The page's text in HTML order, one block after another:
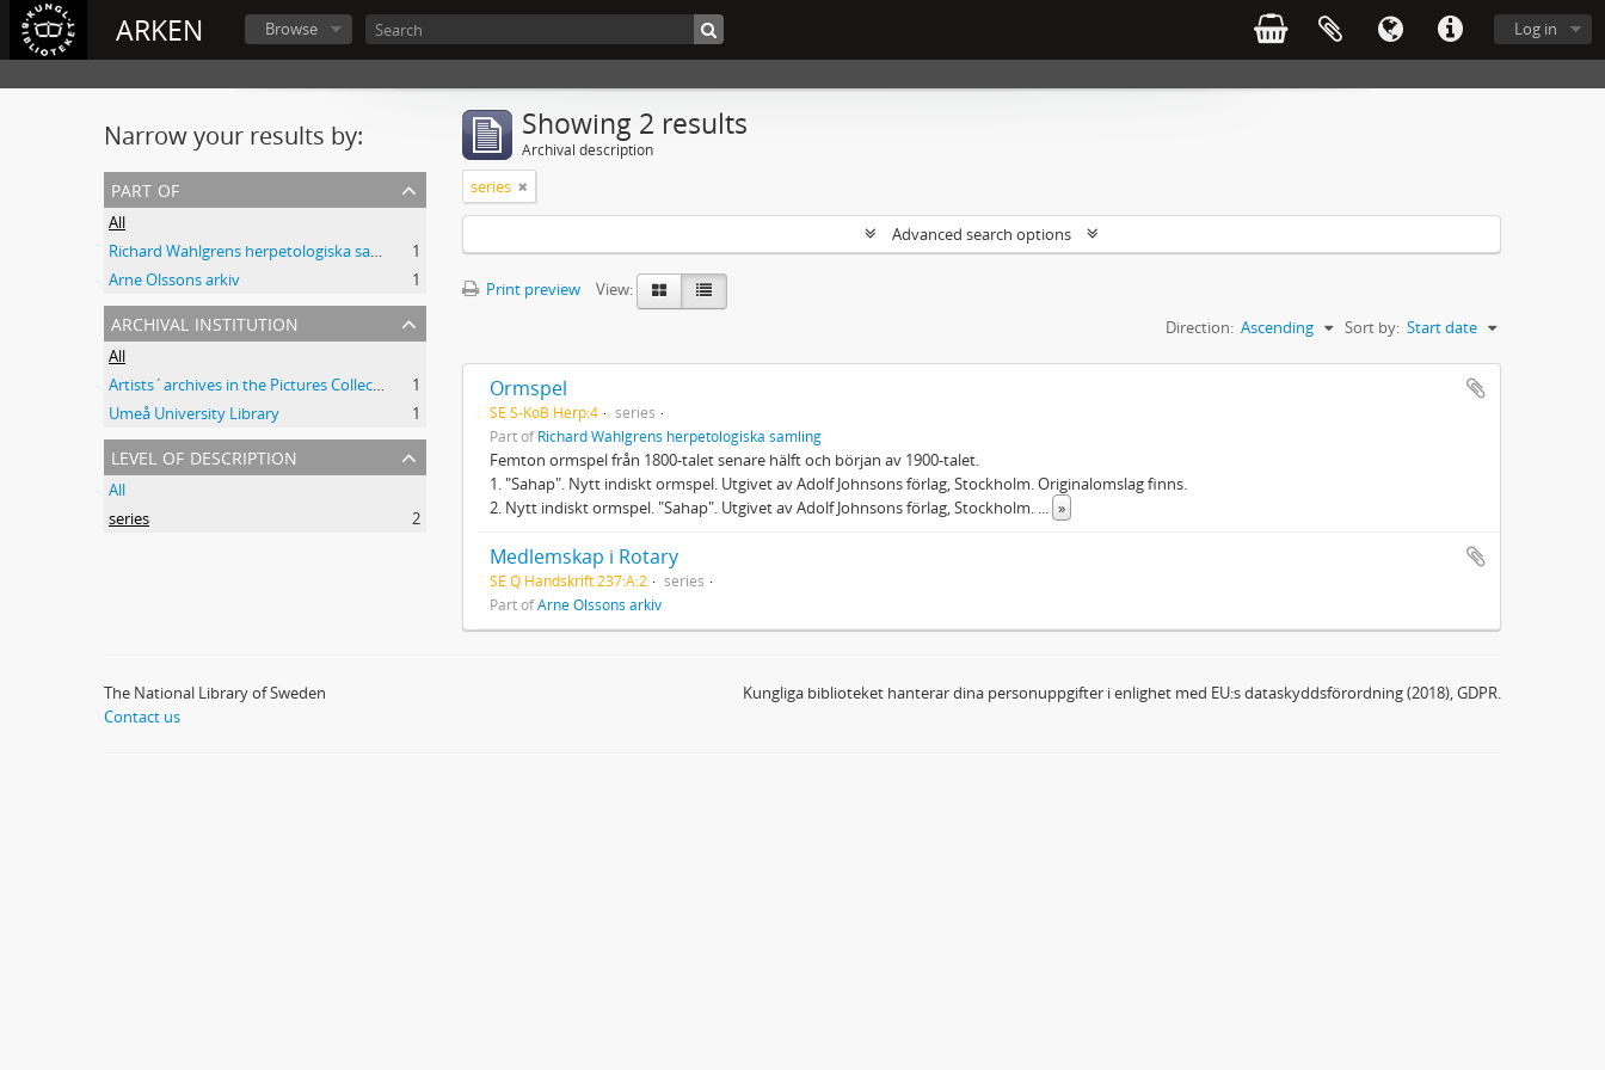
ARKEN Log in
Browse
Narrow your results by:
part of
All
Richard Wahlgrens herpetologiska samling
1
Arne Olssons arkiv
1
archival institution
All
Artists´archives in the Pictures Collection - National Library of Sweden
1
Umeå University Library
1
level of description
All
series
2
Showing 2 results
Archival description
series
Advanced search options
Print preview
View:
Sort by: Start date
Direction: Ascending
Ormspel
SE S-KoB Herp:4
series
Part ofRichard Wahlgrens herpetologiska samling
Femton ormspel från 1800-talet senare hälft och början av 1900-talet.
1. "Sahap". Nytt indiskt ormspel. Utgivet av Adolf Johnsons förlag, Stockholm. Originalomslag finns.
2. Nytt indiskt ormspel. "Sahap". Utgivet av Adolf Johnsons förlag, Stockholm.
»
Medlemskap i Rotary
SE Q Handskrift 237:A:2
series
Part ofArne Olssons arkiv
The National Library of Sweden
Contact us
Kungliga biblioteket hanterar dina personuppgifter i enlighet med EU:s dataskyddsförordning (2018), GDPR.